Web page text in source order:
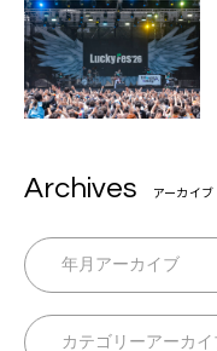
Archives アーカイブ